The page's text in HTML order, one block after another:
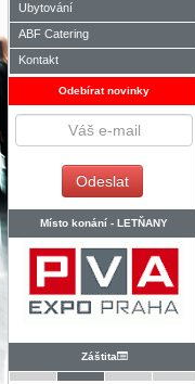
Ubytování
ABF Catering
Kontakt
Odebírat novinky
Místo konání - LETŇANY
Záštita